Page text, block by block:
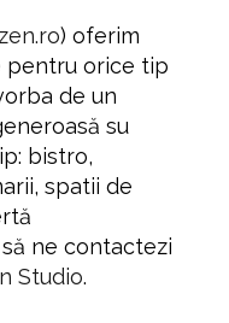
) oferim
pentru orice tip
de un
su
bistro,
spatii de
ne contactezi
Studio.